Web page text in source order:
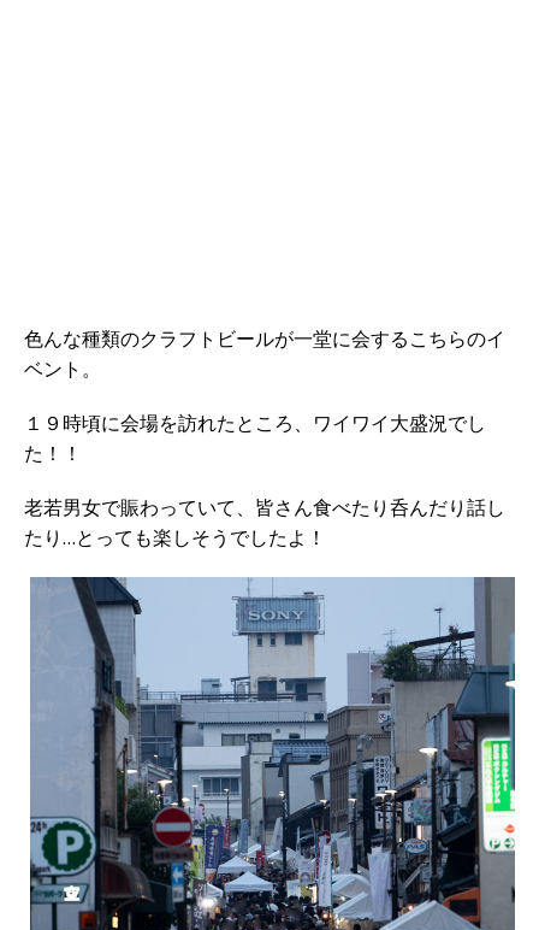
色んな種類のクラフトビールが一堂に会するこちらのイ
ベント。
１９時頃に会場を訪れたところ、ワイワイ大盛況でし
た！！
老若男女で賑わっていて、皆さん食べたり呑んだり話し
たり…とっても楽しそうでしたよ！